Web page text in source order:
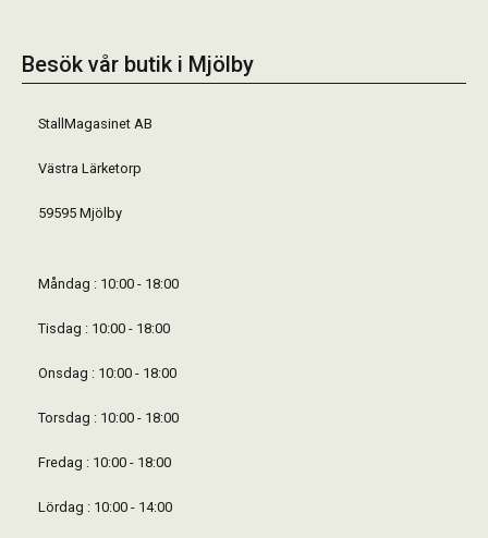
Besök vår butik i Mjölby
StallMagasinet AB
Västra Lärketorp
59595 Mjölby
Måndag : 10:00 - 18:00
Tisdag : 10:00 - 18:00
Onsdag : 10:00 - 18:00
Torsdag : 10:00 - 18:00
Fredag : 10:00 - 18:00
Lördag : 10:00 - 14:00